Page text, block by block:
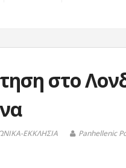
στο
ΕΚΚΛΗΣΙΑ Panhellenic